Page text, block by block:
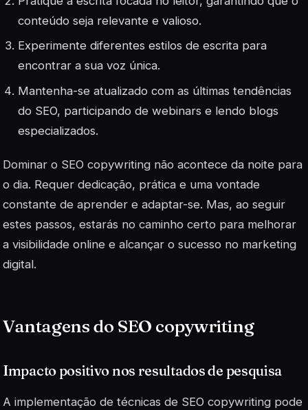
conteúdo seja relevante e valioso.
Experimente diferentes estilos de escrita para
encontrar a sua voz única.
Mantenha-se atualizado com as últimas tendências
do SEO, participando de webinars e lendo blogs
especializados.
Dominar o SEO copywriting não acontece da noite para
o dia. Requer dedicação, prática e uma vontade
constante de aprender e adaptar-se. Mas, ao seguir
estes passos, estarás no caminho certo para melhorar
a visibilidade online e alcançar o sucesso no marketing
digital.
Vantagens do SEO copywriting
Impacto positivo nos resultados de pesquisa
A implementação de técnicas de SEO copywriting pode